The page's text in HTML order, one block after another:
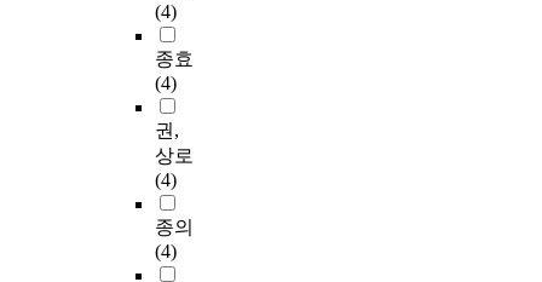
(4)
종효
(4)
권,
상로
(4)
종의
(4)